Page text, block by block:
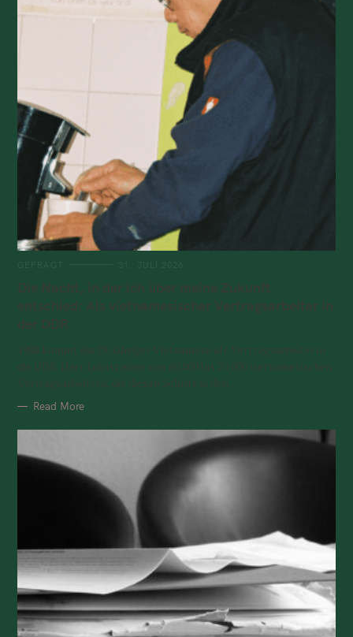
Die Nacht, in der ich über meine Zukunft
entschied: Als vietnamesischer Vertragsarbeiter in
der DDR
1988 kommt ein 28-jähriger Vietnamese als Vertragsarbeiter in
die DDR. Herr Luu ist einer von 60.000 bis 70.000 vietnamesischen
Vertragsarbeitern, die diesen Schritt in den..
Read More